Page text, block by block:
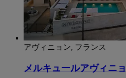
アヴィニョン, フランス
メルキュールアヴィニ